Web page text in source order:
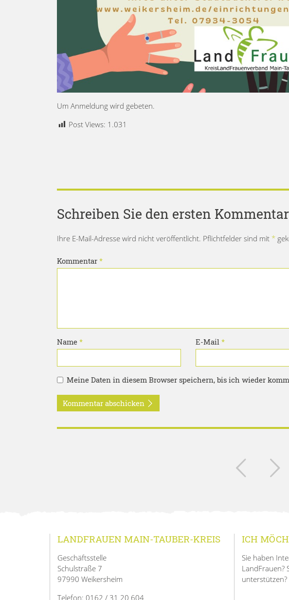
Um Anmeldung wird gebeten.
Post Views: 1.031
Schreiben Sie den ersten Kommentar
Ihre E-Mail-Adresse wird nicht veröffentlicht. Pflichtfelder sind mit *
Kommentar *
Name * E-Mail *
Meine Daten in diesem Browser speichern, bis ich wieder
Kommentar abschicken
LANDFRAUEN MAIN-TAUBER-KREIS
Geschäftsstelle
Schulstraße 7
97990 Weikersheim
Telefon: 0162 / 31 20 604
ICH
Sie haben
LandFrauen?
unterstützen?